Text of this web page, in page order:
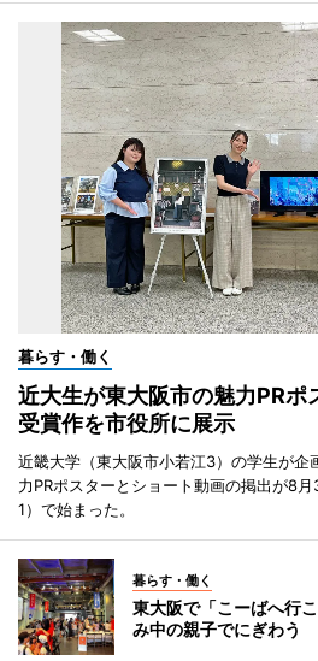
暮らす・働く
近大生が東大阪市の魅力PR
受賞作を市役所に展示
近畿大学（東大阪市小若江3）の学生が企
力PRポスターとショート動画の掲出が8
1）で始まった。
暮らす・働く
東大阪で「こーばへ行
み中の親子でにぎわう